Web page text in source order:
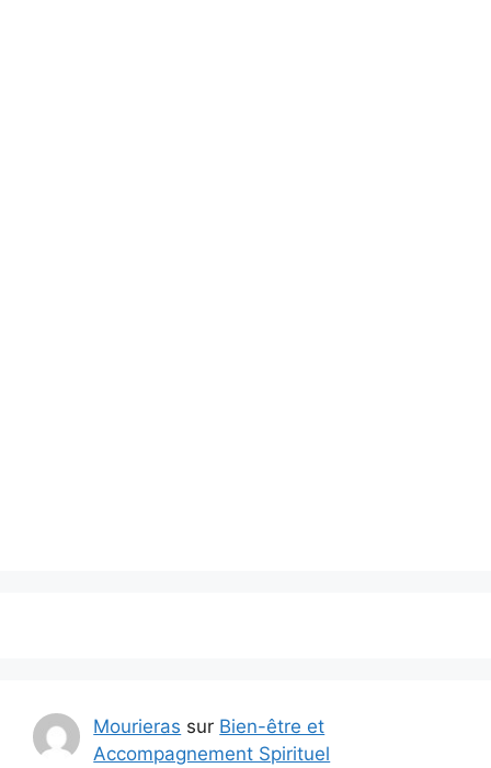
Mourieras sur Bien-être et
Accompagnement Spirituel